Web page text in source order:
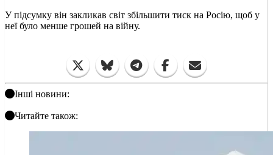
У підсумку він закликав світ збільшити тиск на Росію, щоб у
неї було менше грошей на війну.
Інші новини:
Читайте також: